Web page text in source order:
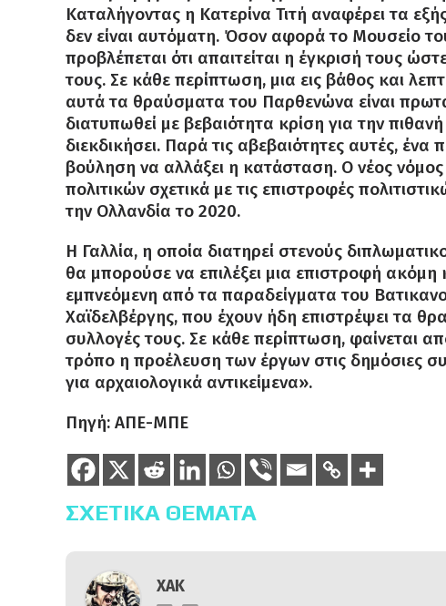
Καταλήγοντας η Κατερίνα Τιτή αναφέρει τα
δεν είναι αυτόματη. Όσον αφορά το Μουσείο
προβλέπεται ότι απαιτείται η έγκρισή τους
τους. Σε κάθε περίπτωση, μια εις βάθος και
αυτά τα θραύσματα του Παρθενώνα είναι
διατυπωθεί με βεβαιότητα κρίση για την
διεκδικήσει. Παρά τις αβεβαιότητες αυτές,
βούληση να αλλάξει η κατάσταση. Ο νέος
πολιτικών σχετικά με τις επιστροφές
την Ολλανδία το 2020.
Η Γαλλία, η οποία διατηρεί στενούς
θα μπορούσε να επιλέξει μια επιστροφή
εμπνεόμενη από τα παραδείγματα του
Χαϊδελβέργης, που έχουν ήδη επιστρέψει τα
συλλογές τους. Σε κάθε περίπτωση, φαίνεται
τρόπο η προέλευση των έργων στις δημόσιες
για αρχαιολογικά αντικείμενα».
Πηγή: ΑΠΕ-ΜΠΕ
ΣΧΕΤΙΚΆ ΘΈΜΑΤΑ
ΧΑΚ